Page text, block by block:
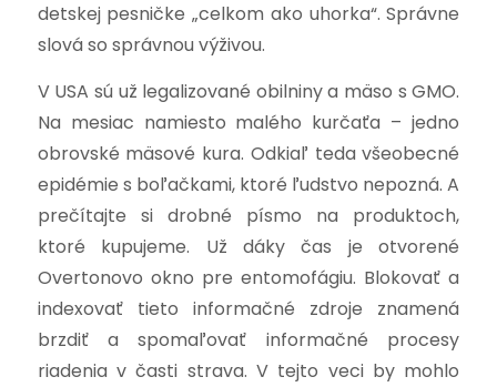
detskej pesničke „celkom ako uhorka“. Správne
slová so správnou výživou.
V USA sú už legalizované obilniny a mäso s GMO.
Na mesiac namiesto malého kurčaťa – jedno
obrovské mäsové kura. Odkiaľ teda všeobecné
epidémie s boľačkami, ktoré ľudstvo nepozná. A
prečítajte si drobné písmo na produktoch,
ktoré kupujeme. Už dáky čas je otvorené
Overtonovo okno pre entomofágiu. Blokovať a
indexovať tieto informačné zdroje znamená
brzdiť a spomaľovať informačné procesy
riadenia v časti strava. V tejto veci by mohlo